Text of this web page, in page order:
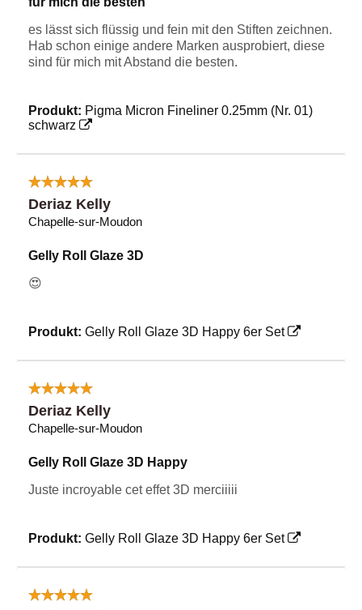
es lässt sich flüssig und fein mit den Stiften zeichnen.
Hab schon einige andere Marken ausprobiert, diese
sind für mich mit Abstand die besten.
Produkt: Pigma Micron Fineliner 0.25mm (Nr. 01)
schwarz
Deriaz Kelly
Chapelle-sur-Moudon
Gelly Roll Glaze 3D
😍
Produkt: Gelly Roll Glaze 3D Happy 6er Set
Deriaz Kelly
Chapelle-sur-Moudon
Gelly Roll Glaze 3D Happy
Juste incroyable cet effet 3D merciiiii
Produkt: Gelly Roll Glaze 3D Happy 6er Set